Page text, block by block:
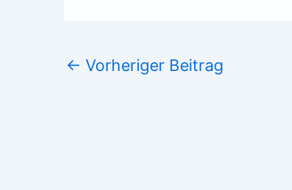
← Vorheriger Beitrag